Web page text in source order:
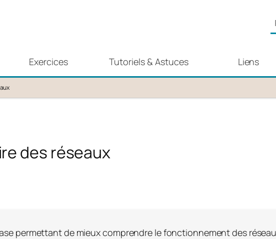
Exercices Tutoriels & Astuces Liens
des réseaux
permettant de mieux comprendre le fonctionnement des